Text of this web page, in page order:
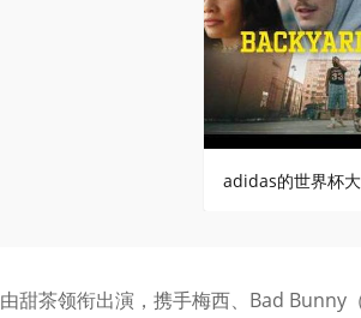
adidas的世界杯
由甜茶领衔出演，携手梅西、Bad Bunny